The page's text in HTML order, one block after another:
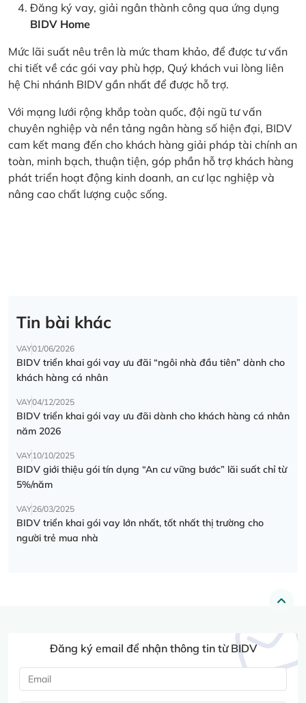
Đăng ký vay, giải ngân thành công qua ứng dụng
BIDV Home
Mức lãi suất nêu trên là mức tham khảo, để được tư vấn
chi tiết về các gói vay phù hợp, Quý khách vui lòng liên
hệ Chi nhánh BIDV gần nhất để được hỗ trợ.
Với mạng lưới rộng khắp toàn quốc, đội ngũ tư vấn
chuyên nghiệp và nền tảng ngân hàng số hiện đại, BIDV
cam kết mang đến cho khách hàng giải pháp tài chính an
toàn, minh bạch, thuận tiện, góp phần hỗ trợ khách hàng
phát triển hoạt động kinh doanh, an cư lạc nghiệp và
nâng cao chất lượng cuộc sống.
Tin bài khác
VAY01/06/2026
BIDV triển khai gói vay ưu đãi “ngôi nhà đầu tiên” dành cho
khách hàng cá nhân
VAY04/12/2025
BIDV triển khai gói vay ưu đãi dành cho khách hàng cá nhân
năm 2026
VAY10/10/2025
BIDV giới thiệu gói tín dụng “An cư vững bước” lãi suất chỉ từ
5%/năm
VAY26/03/2025
BIDV triển khai gói vay lớn nhất, tốt nhất thị trường cho
người trẻ mua nhà
Đăng ký email để nhận thông tin từ BIDV